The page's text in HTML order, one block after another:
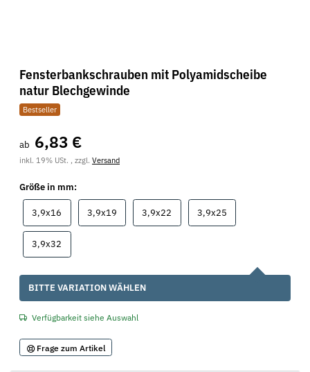
Fensterbankschrauben mit Polyamidscheibe
natur Blechgewinde
Bestseller
ab 6,83 €
inkl. 19% USt. , zzgl. Versand
Größe in mm:
3,9x16 3,9x163,9x193,9x193,9x22 3,9x223,9x253,9x25
3,9x32
x
BITTE VARIATION WÄHLEN
Verfügbarkeit siehe Auswahl
Frage zum Artikel